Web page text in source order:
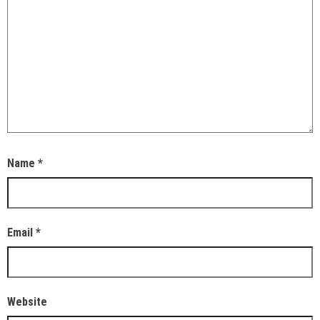
Name *
Email *
Website